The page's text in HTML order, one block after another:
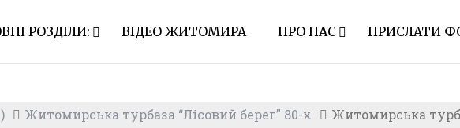
РОЗДІЛИ: ВІДЕО ЖИТОМИРА ПРО НАС ПРИСЛАТИ
Житомирська турбаза “Лісовий берег” 80-х Житомирська